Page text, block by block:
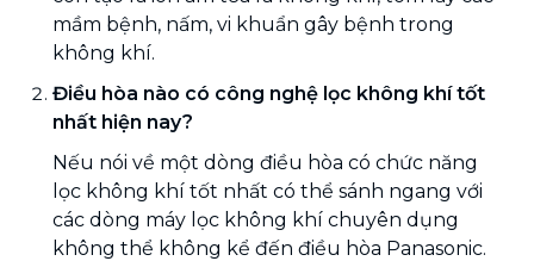
mầm bệnh, nấm, vi khuẩn gây bệnh trong
không khí.
Điều hòa nào có công nghệ lọc không khí tốt
nhất hiện nay?
Nếu nói về một dòng điều hòa có chức năng
lọc không khí tốt nhất có thể sánh ngang với
các dòng máy lọc không khí chuyên dụng
không thể không kể đến điều hòa Panasonic.